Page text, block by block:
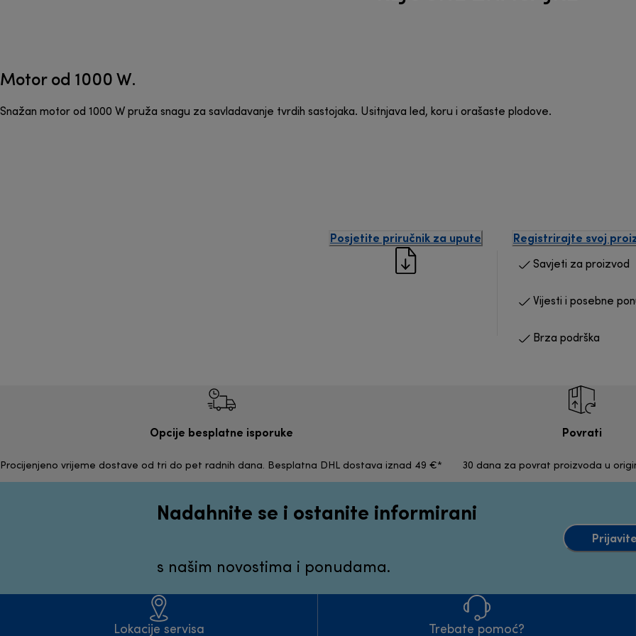
Motor od 1000 W.
Snažan motor od 1000 W pruža snagu za savladavanje tvrdih sastojaka. Usitnjava led, koru i orašaste plodove.
Posjetite priručnik za upute Registrirajte svoj
Savjeti za proizvod
Vijesti i posebne
Brza podrška
Opcije besplatne isporuke
Procijenjeno vrijeme dostave od tri do pet radnih dana. Besplatna DHL dostava iznad 49 €*
Povrati
30 dana za povrat proizvoda u
Nadahnite se i ostanite informirani
s našim novostima i ponudama.
Lokacije servisa Trebate pomoć?